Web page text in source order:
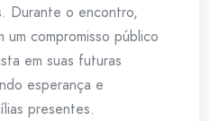
Durante o encontro,
um compromisso público
em suas futuras
esperança e
presentes.